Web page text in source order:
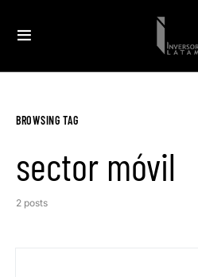
BROWSING TAG
sector móvil
2 posts